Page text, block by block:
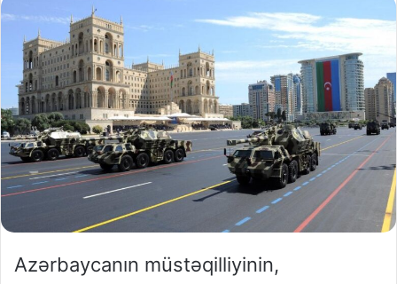
Azərbaycanın müstəqilliyinin,